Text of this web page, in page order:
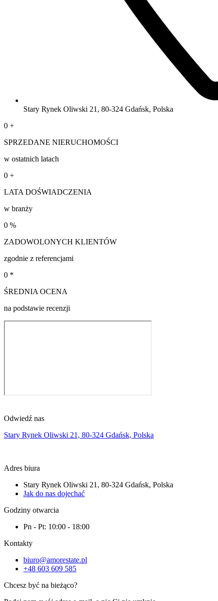
Stary Rynek Oliwski 21, 80-324 Gdańsk, Polska
0 +
SPRZEDANE NIERUCHOMOŚCI
w ostatnich latach
0 +
LATA DOŚWIADCZENIA
w branży
0 %
ZADOWOLONYCH KLIENTÓW
zgodnie z referencjami
0 *
ŚREDNIA OCENA
na podstawie recenzji
Odwiedź nas
Stary Rynek Oliwski 21, 80-324 Gdańsk, Polska
Adres biura
Stary Rynek Oliwski 21, 80-324 Gdańsk, Polska
Jak do nas dojechać
Godziny otwarcia
Pn - Pt: 10:00 - 18:00
Kontakty
biuro@amorestate.pl
+48 603 609 585
Chcesz być na bieżąco?